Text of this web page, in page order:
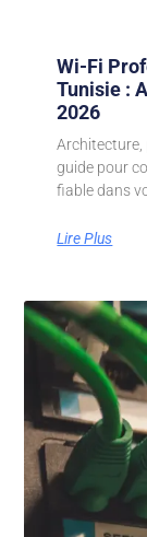
Wi-Fi
Tunisie :
2026
Architecture,
guide pour
fiable dans
Lire Plus